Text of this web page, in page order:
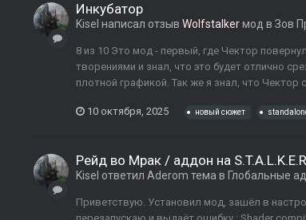
Инкубатор
Kisel написал отзыв Wolfstalkerмод в Зов
8 из 10 Это мод - первый, где Чектор
творениями и знал, что это будет отлично
плотной графикой. Так же я знал, что
10 октября, 2025 новый сюжет
Рейд во Мрак / аддон на
Kisel ответил Aderom тема в Глобальные
Приветствую. Установил мод, зашёл в